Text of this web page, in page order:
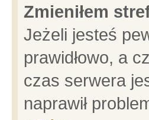
Zmieniłem
Jeżeli jesteś
prawidłowo, a
czas serwera
naprawił